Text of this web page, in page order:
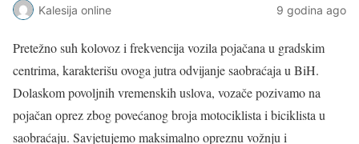
Kalesija online 9 godina ago
Pretežno suh kolovoz i frekvencija vozila pojačana u gradskim
centrima, karakterišu ovoga jutra odvijanje saobraćaja u BiH.
Dolaskom povoljnih vremenskih uslova, vozače pozivamo na
pojačan oprez zbog povećanog broja motociklista i biciklista u
saobraćaju. Savjetujemo maksimalno opreznu vožnju i